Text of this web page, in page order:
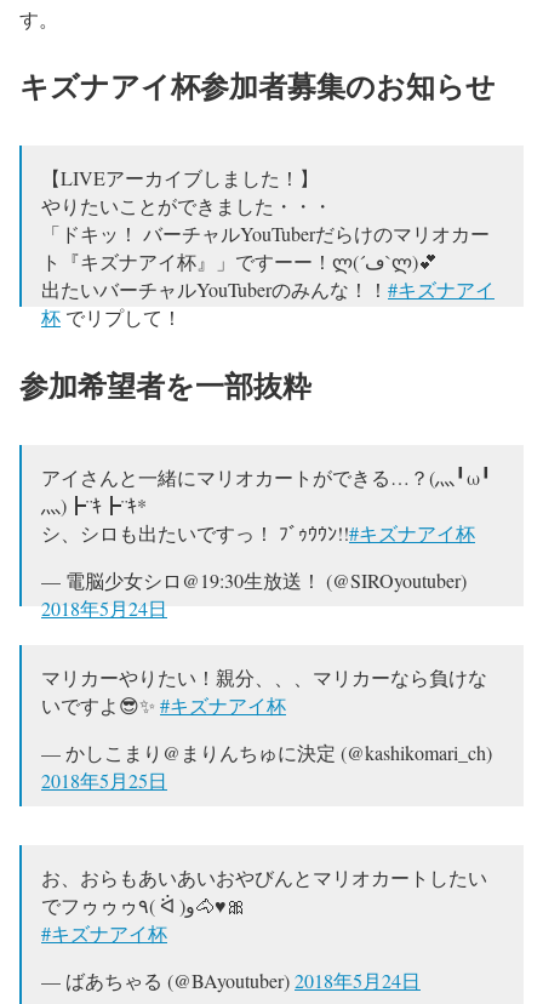
す。
キズナアイ杯参加者募集のお知らせ
【LIVEアーカイブしました！】
やりたいことができました・・・
「ドキッ！ バーチャルYouTuberだらけのマリオカー
ト『キズナアイ杯』」ですーー！ლ(´ڡ`ლ)💕
出たいバーチャルYouTuberのみんな！！ #キズナアイ
杯 でリプして！
🔽🔽動画はコチラ！
🔽🔽https://t.co/LAPxhAYyZu#KizunaAI
— Kizuna AI@6/30誕生日イベント! (@aichan_nel) 2018
年5月24日
参加希望者を一部抜粋
アイさんと一緒にマリオカートができる…？(灬╹ω╹
灬)┣¨ｷ┣¨ｷ*
シ、シロも出たいですっ！ ﾌﾞｩｳｳﾝ!!#キズナアイ杯
— 電脳少女シロ@19:30生放送！ (@SIROyoutuber)
2018年5月24日
マリカーやりたい！親分、、、マリカーなら負けな
いですよ😎✨ #キズナアイ杯
— かしこまり@まりんちゅに決定 (@kashikomari_ch)
2018年5月25日
お、おらもあいあいおやびんとマリオカートしたい
でフゥゥゥ٩( ᐛ )و🐴♥🎀
#キズナアイ杯
— ばあちゃる (@BAyoutuber)2018年5月24日